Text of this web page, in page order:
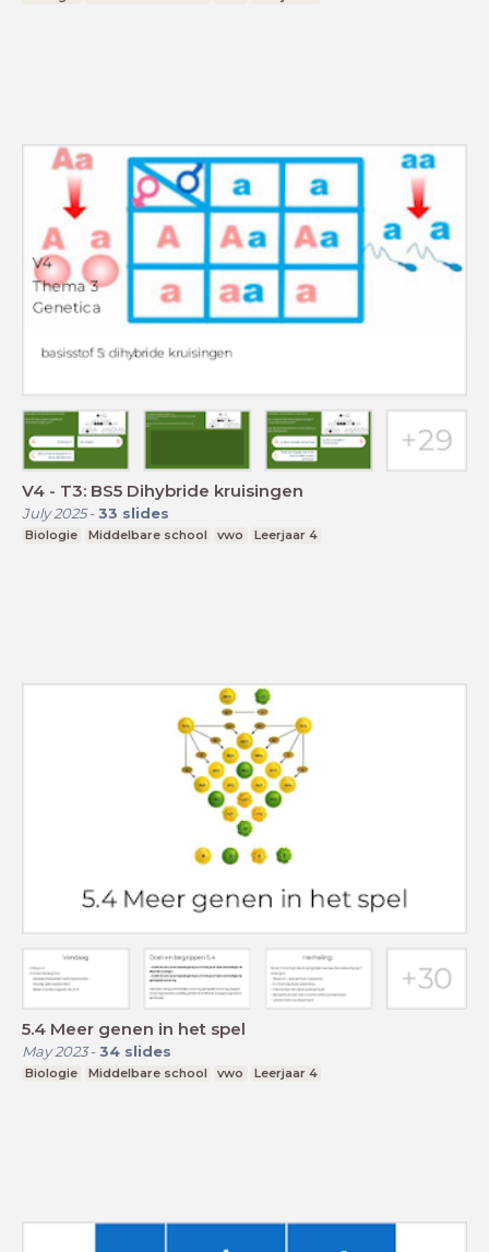
V4 - T3: BS5 Dihybride kruisingen
July 2025- 33 slides
Biologie Middelbare school vwo Leerjaar 4
5.4 Meer genen in het spel
May 2023- 34 slides
Biologie Middelbare school vwo Leerjaar 4